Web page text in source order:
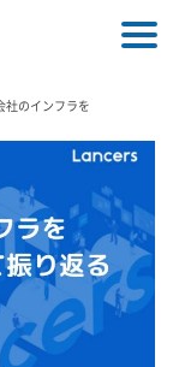
社のインフラを